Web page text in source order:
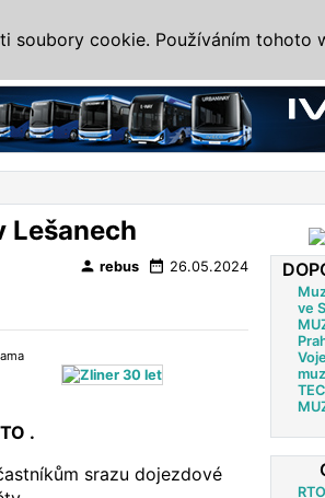
Lešanech
person rebus date_range 26.05.2024
.
srazu dojezdové
ve
soubory cookie. Používáním tohoto